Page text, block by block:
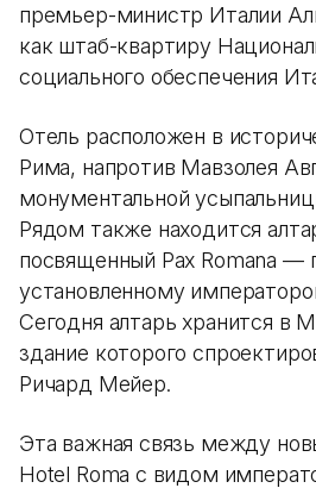
премьер-министр Италии
как штаб-квартиру
социального обеспечения
Отель расположен в
Рима, напротив Мавзолея
монументальной
Рядом также находится
посвященный Pax Romana —
установленному
Сегодня алтарь хранится в
здание которого
Ричард Мейер.
Эта важная связь между
Hotel Roma с видом